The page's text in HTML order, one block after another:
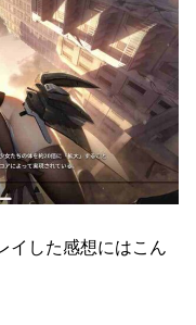
イした感想にはこん